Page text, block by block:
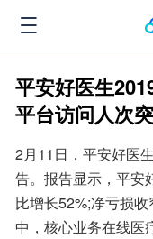
平安好医生
平台访问人次
2月11日，平安好医
告。报告显示，平安
比增长52%;净亏损
中，核心业务在线医